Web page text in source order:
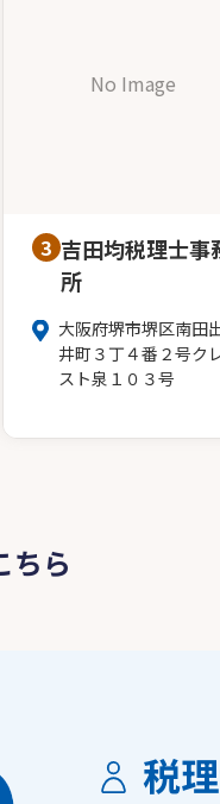
No Image
3 吉田均税理士事
所
大阪府堺市堺区南田
井町３丁４番２号ク
スト泉１０３号
ちら
税